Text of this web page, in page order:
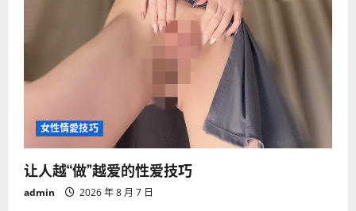
女性情愛技巧
让人越“做”越爱的性爱技巧
admin 2026 年 8 月 7 日